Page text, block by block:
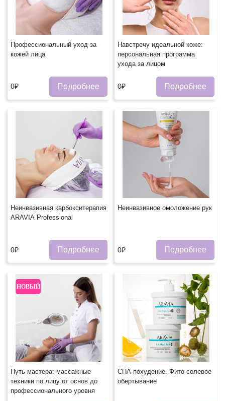
Профессиональный уход за
кожей лица
0₽ Подробнее
Навстречу идеальной коже:
персональная программа
ухода за лицом
0₽ Подробнее
Неинвазивная карбокситерапия
ARAVIA Professional
0₽ Подробнее
Неинвазивное омоложение рук
0₽ Подробнее
НОВЫЙ
Путь мастера: массажные
техники по лицу от основ до
профессионального уровня
СПА-похудение. Фито-солевое
обертывание